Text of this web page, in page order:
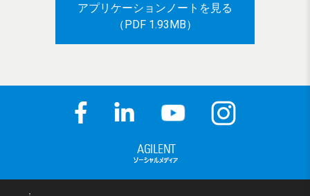
アプリケーションノートを見る
（PDF 1.93MB）